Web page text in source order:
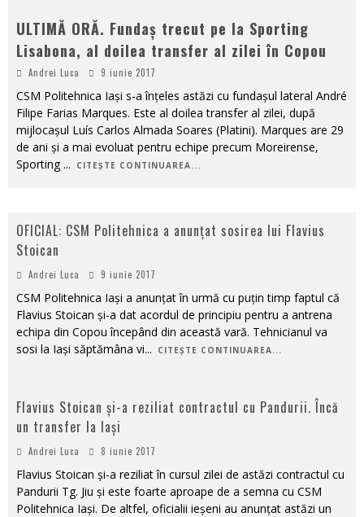
ULTIMĂ ORĂ. Fundaș trecut pe la Sporting
Lisabona, al doilea transfer al zilei în Copou
Andrei Luca 9 iunie 2017
CSM Politehnica Iași s-a înțeles astăzi cu fundașul lateral André
Filipe Farias Marques. Este al doilea transfer al zilei, după
mijlocașul Luís Carlos Almada Soares (Platini). Marques are 29
de ani și a mai evoluat pentru echipe precum Moreirense,
Sporting ... CITEȘTE CONTINUAREA...
OFICIAL: CSM Politehnica a anunțat sosirea lui Flavius
Stoican
Andrei Luca 9 iunie 2017
CSM Politehnica Iași a anunțat în urmă cu puțin timp faptul că
Flavius Stoican și-a dat acordul de principiu pentru a antrena
echipa din Copou începând din această vară. Tehnicianul va
sosi la Iași săptămâna vi... CITEȘTE CONTINUAREA...
Flavius Stoican și-a reziliat contractul cu Pandurii. Încă
un transfer la Iași
Andrei Luca 8 iunie 2017
Flavius Stoican și-a reziliat în cursul zilei de astăzi contractul cu
Pandurii Tg. Jiu și este foarte aproape de a semna cu CSM
Politehnica Iași. De altfel, oficialii ieșeni au anunțat astăzi un